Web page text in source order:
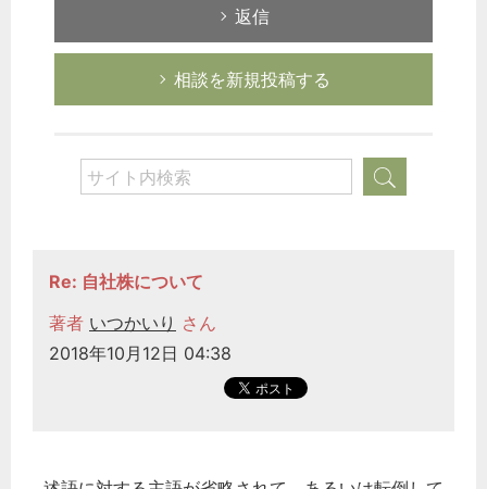
返信
相談を新規投稿する
Re: 自社株について
著者 いつかいり さん
2018年10月12日 04:38